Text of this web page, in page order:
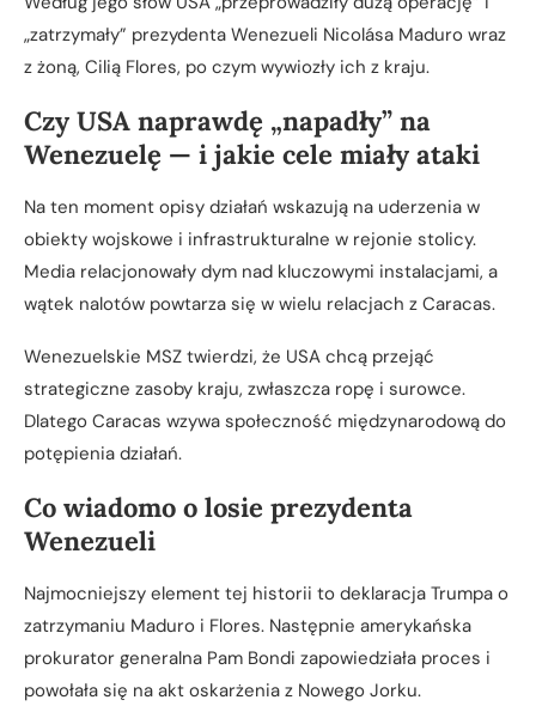
„zatrzymały” prezydenta Wenezueli Nicolása Maduro wraz
z żoną, Cilią Flores, po czym wywiozły ich z kraju.
Czy USA naprawdę „napadły” na
Wenezuelę — i jakie cele miały ataki
Na ten moment opisy działań wskazują na uderzenia w
obiekty wojskowe i infrastrukturalne w rejonie stolicy.
Media relacjonowały dym nad kluczowymi instalacjami, a
wątek nalotów powtarza się w wielu relacjach z Caracas.
Wenezuelskie MSZ twierdzi, że USA chcą przejąć
strategiczne zasoby kraju, zwłaszcza ropę i surowce.
Dlatego Caracas wzywa społeczność międzynarodową do
potępienia działań.
Co wiadomo o losie prezydenta
Wenezueli
Najmocniejszy element tej historii to deklaracja Trumpa o
zatrzymaniu Maduro i Flores. Następnie amerykańska
prokurator generalna Pam Bondi zapowiedziała proces i
powołała się na akt oskarżenia z Nowego Jorku.